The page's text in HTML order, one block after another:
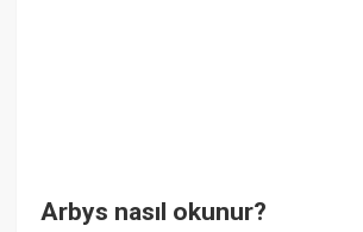
Arbys nasıl okunur?